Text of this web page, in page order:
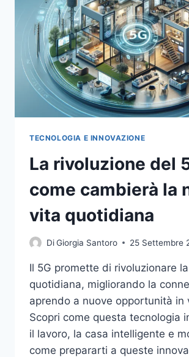
VITA
QUOTIDIANA
TECNOLOGIA E INNOVAZIONE
La rivoluzione del
come cambierà la
vita quotidiana
DiGiorgia Santoro 25 Settembre
Il 5G promette di rivoluzionare
quotidiana, migliorando la
aprendo a nuove opportunità in
Scopri come questa tecnologia
il lavoro, la casa intelligente e
come prepararti a queste